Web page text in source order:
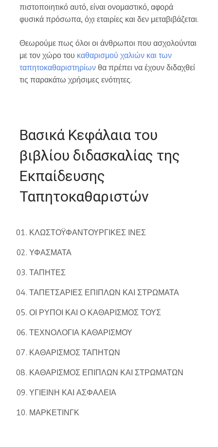
πιστοποιητικό αυτό, είναι ονομαστικό, αφορά
φυσικά πρόσωπα, όχι εταιρίες και δεν μεταβιβάζεται.
Θεωρούμε πως όλοι οι άνθρωποι που ασχολούνται
με τον χώρο του καθαρισμού χαλιών και των
ταπητοκαθαριστηρίων θα πρέπει να έχουν διδαχθεί
τις παρακάτω χρήσιμες ενότητες.
Βασικά Κεφάλαια του
βιβλίου διδασκαλίας της
Εκπαίδευσης
Ταπητοκαθαριστών
ΚΛΩΣΤΟΫΦΑΝΤΟΥΡΓΙΚΕΣ ΙΝΕΣ
ΥΦΑΣΜΑΤΑ
ΤΑΠΗΤΕΣ
ΤΑΠΕΤΣΑΡΙΕΣ ΕΠΙΠΛΩΝ ΚΑΙ ΣΤΡΩΜΑΤΑ
ΟΙ ΡΥΠΟΙ ΚΑΙ Ο ΚΑΘΑΡΙΣΜΟΣ ΤΟΥΣ
ΤΕΧΝΟΛΟΓΙΑ ΚΑΘΑΡΙΣΜΟΥ
ΚΑΘΑΡΙΣΜΟΣ ΤΑΠΗΤΩΝ
ΚΑΘΑΡΙΣΜΟΣ ΕΠΙΠΛΩΝ ΚΑΙ ΣΤΡΩΜΑΤΩΝ
ΥΓΙΕΙΝΗ ΚΑΙ ΑΣΦΑΛΕΙΑ
ΜΑΡΚΕΤΙΝΓΚ